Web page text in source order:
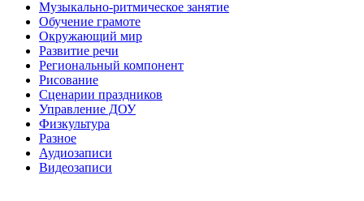
Музыкально-ритмическое занятие
Обучение грамоте
Окружающий мир
Развитие речи
Региональный компонент
Рисование
Сценарии праздников
Управление ДОУ
Физкультура
Разное
Аудиозаписи
Видеозаписи